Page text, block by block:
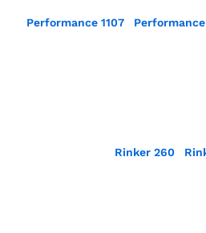
Performance 1107
Rinker 260